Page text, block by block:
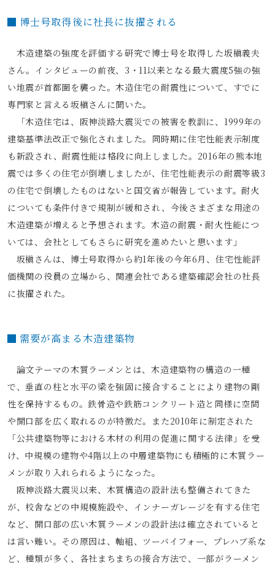
博士号取得後に社長に抜擢される
木造建築の強度を評価する研究で博士号を取得した坂槇義夫
さん。インタビューの前夜、3・11以来となる最大震度5強の強
い地震が首都圏を襲った。木造住宅の耐震性について、すでに
専門家と言える坂槇さんに聞いた。
「木造住宅は、阪神淡路大震災での被害を教訓に、1999年の
建築基準法改正で強化されました。同時期に住宅性能表示制度
も新設され、耐震性能は格段に向上しました。2016年の熊本地
震では多くの住宅が倒壊しましたが、住宅性能表示の耐震等級3
の住宅で倒壊したものはないと国交省が報告しています。耐火
についても条件付きで規制が緩和され、今後さまざまな用途の
木造建築が増えると予想されます。木造の耐震・耐火性能につ
いては、会社としてもさらに研究を進めたいと思います」
坂槇さんは、博士号取得から約1年後の今年6月、住宅性能評
価機関の役員の立場から、関連会社である建築確認会社の社長
に抜擢された。
需要が高まる木造建築物
論文テーマの木質ラーメンとは、木造建築物の構造の一種
で、垂直の柱と水平の梁を強固に接合することにより建物の剛
性を保持するもの。鉄骨造や鉄筋コンクリート造と同様に空間
や開口部を広く取れるのが特徴だ。また2010年に制定された
「公共建築物等における木材の利用の促進に関する法律」を受
け、中規模の建物や4階以上の中層建築物にも積極的に木質ラー
メンが取り入れられるようになった。
阪神淡路大震災以来、木質構造の設計法も整備されてきた
が、校舎などの中規模施設や、インナーガレージを有する住宅
など、開口部の広い木質ラーメンの設計法は確立されていると
は言い難い。その原因は、軸組、ツーバイフォー、プレハブ系な
ど、種類が多く、各社まちまちの接合方法で、一部がラーメン